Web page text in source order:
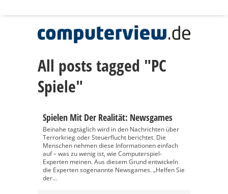
All posts tagged "PC
Spiele"
Spielen Mit Der Realität: Newsgames
Beinahe tagtäglich wird in den Nachrichten über
Terrorkrieg oder Steuerflucht berichtet. Die
Menschen nehmen diese Informationen einfach
auf – was zu wenig ist, wie Computerspiel-
Experten meinen. Aus diesem Grund entwickeln
die Experten sogenannte Newsgames. „Helfen Sie
der...